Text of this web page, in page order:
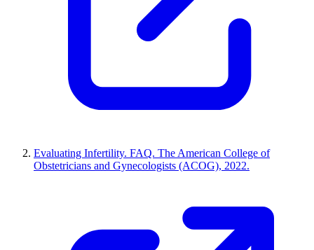
Evaluating Infertility. FAQ. The American College of
Obstetricians and Gynecologists (ACOG), 2022.